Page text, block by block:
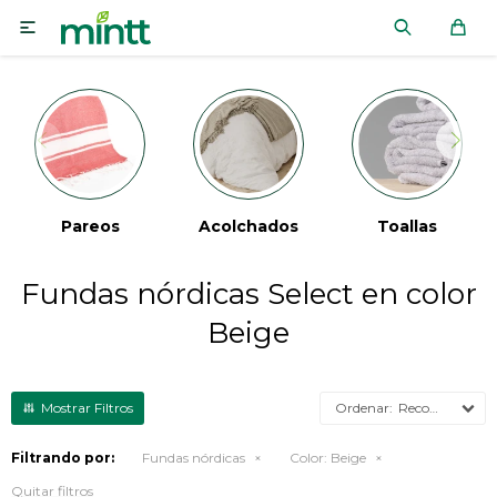

Pareos Acolchados Toallas
Fundas nórdicas Select en color
Beige
Recomendados
Filtrando por: Fundas nórdicas Color: Beige
Quitar filtros